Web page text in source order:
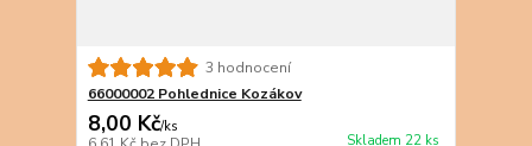
3 hodnocení
66000002 Pohlednice Kozákov
8,00 Kč/ks
Skladem 22 ks